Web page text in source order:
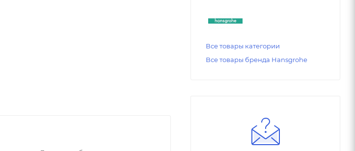
Все товары категории
Все товары бренда Hansgrohe